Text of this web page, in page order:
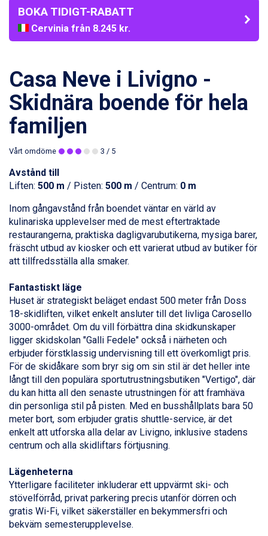
BOKA TIDIGT-RABATT
Cervinia från 8.245 kr.
Bad Hofgastein från 8.595 kr.
Sölden från 12.995 kr.
Saalbach från 9.445 kr.
Champoluc från 5.945 kr.
Sestriere från 6.945 kr.
Wagrain från 7.095 kr.
Fieberbrunn från 9.645 kr.
Ischgl från 11.295 kr.
St. Anton från 11.245 kr.
Zell am See från 6.295 kr.
Livigno från 5.595 kr.
Ponte di Legno från 7.395 kr.
Sauze dOulx från 6.145 kr.
Alleghe från 8.545 kr.
Bad Gastein från 6.295 kr.
La Thuile från 7.045 kr.
Cervinia från 8.245 kr.
Bad Hofgastein från 8.595 kr.
Passo Tonale från 5.895 kr.
Sölden från 12.995 kr.
Saalbach från 9.445 kr.
Champoluc från 5.945 kr.
Sestriere från 6.945 kr.
Wagrain från 7.095 kr.
Fieberbrunn från 9.645 kr.
Ischgl från 11.295 kr.
Val Thorens från 8.395 kr.
St. Anton från 11.245 kr.
Canazei från 7.195 kr.
Livigno från 5.595 kr.
Ponte di Legno från 7.395 kr.
Sauze dOulx från 6.145 kr.
Alleghe från 8.545 kr.
Casa Neve i Livigno -
Skidnära boende för hela
familjen
Vårt omdöme 3 / 5
Avstånd till
Liften: 500 m / Pisten: 500 m / Centrum: 0 m
Inom gångavstånd från boendet väntar en värld av
kulinariska upplevelser med de mest eftertraktade
restaurangerna, praktiska dagligvarubutikerna, mysiga barer,
fräscht utbud av kiosker och ett varierat utbud av butiker för
att tillfredsställa alla smaker.
Fantastiskt läge
Huset är strategiskt beläget endast 500 meter från Doss
18-skidliften, vilket enkelt ansluter till det livliga Carosello
3000-området. Om du vill förbättra dina skidkunskaper
ligger skidskolan "Galli Fedele" också i närheten och
erbjuder förstklassig undervisning till ett överkomligt pris.
För de skidåkare som bryr sig om sin stil är det heller inte
långt till den populära sportutrustningsbutiken "Vertigo", där
du kan hitta all den senaste utrustningen för att framhäva
din personliga stil på pisten. Med en busshållplats bara 50
meter bort, som erbjuder gratis shuttle-service, är det
enkelt att utforska alla delar av Livigno, inklusive stadens
centrum och alla skidliftars förtjusning.
Lägenheterna
Ytterligare faciliteter inkluderar ett uppvärmt ski- och
stövelförråd, privat parkering precis utanför dörren och
gratis Wi-Fi, vilket säkerställer en bekymmersfri och
bekväm semesterupplevelse.